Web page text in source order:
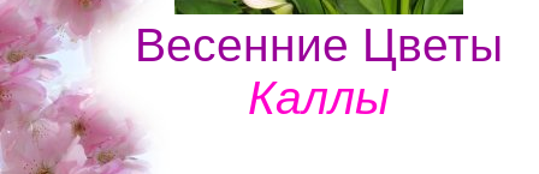
Весенние Цветы
Каллы